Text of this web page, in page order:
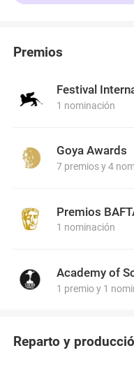
Premios
Festival
1 nominación
Goya Awards
7 premios y 4
Premios
1 nominación
1 premio y 1
Reparto y